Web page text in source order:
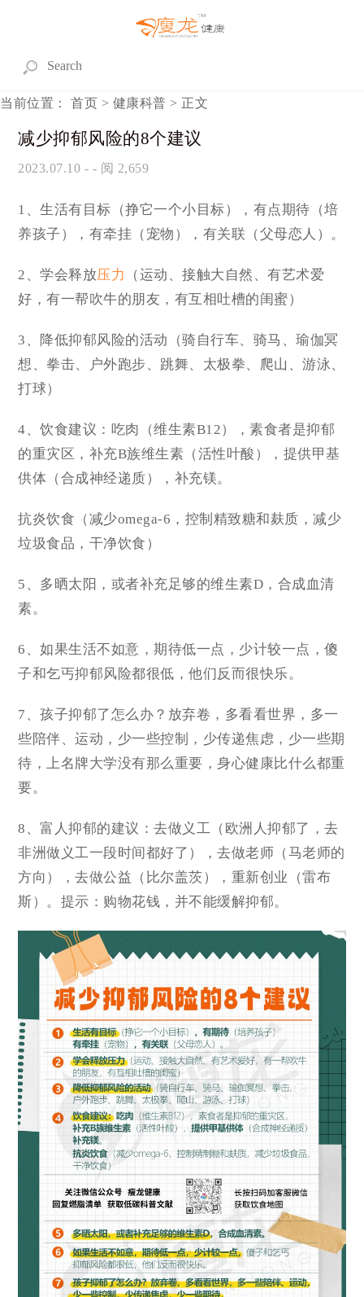
当前位置： 首页 > 健康科普 > 正文
减少抑郁风险的8个建议
2023.07.10 - - 阅 2,659
1、生活有目标（挣它一个小目标），有点期待（培
养孩子），有牵挂（宠物），有关联（父母恋人）。
2、学会释放压力
（运动、接触大自然、有艺术爱
好，有一帮吹牛的朋友，有互相吐槽的闺蜜）
3、降低抑郁风险的活动（骑自行车、骑马、瑜伽冥
想、拳击、户外跑步、跳舞、太极拳、爬山、游泳、
打球）
4、饮食建议：吃肉（维生素B12），素食者是抑郁
的重灾区，补充B族维生素（活性叶酸），提供甲基
供体（合成神经递质），补充镁。
抗炎饮食（减少omega-6，控制精致糖和麸质，减少
垃圾食品，干净饮食）
5、多晒太阳，或者补充足够的维生素D，合成血清
素。
6、如果生活不如意，期待低一点，少计较一点，傻
子和乞丐抑郁风险都很低，他们反而很快乐。
7、孩子抑郁了怎么办？放弃卷，多看看世界，多一
些陪伴、运动，少一些控制，少传递焦虑，少一些期
待，上名牌大学没有那么重要，身心健康比什么都重
要。
8、富人抑郁的建议：去做义工（欧洲人抑郁了，去
非洲做义工一段时间都好了），去做老师（马老师的
方向），去做公益（比尔盖茨），重新创业（雷布
斯）。提示：购物花钱，并不能缓解抑郁。